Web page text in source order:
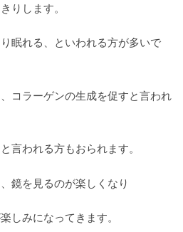
りします。
眠れる、といわれる方が多いで
コラーゲンの生成を促すと言われ
言われる方もおられます。
鏡を見るのが楽しくなり
しみになってきます。